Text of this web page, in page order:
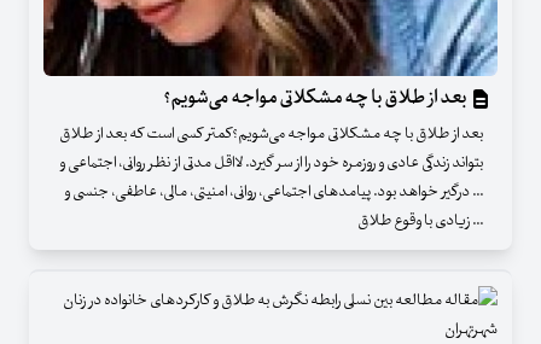
بعد از طلاق با چه مشکلاتی مواجه می‌شویم؟
بعد از طلاق با چه مشکلاتی مواجه می‌شویم؟کمتر کسی است که بعد از طلاق
بتواند زندگی عادی و روزمره خود را از سر گیرد. لااقل مدتی از نظر روانی، اجتماعی و
... درگیر خواهد بود. پیامدهای اجتماعی، روانی، امنیتی، مالی، عاطفی، جنسی و
... زیادی با وقوع طلاق